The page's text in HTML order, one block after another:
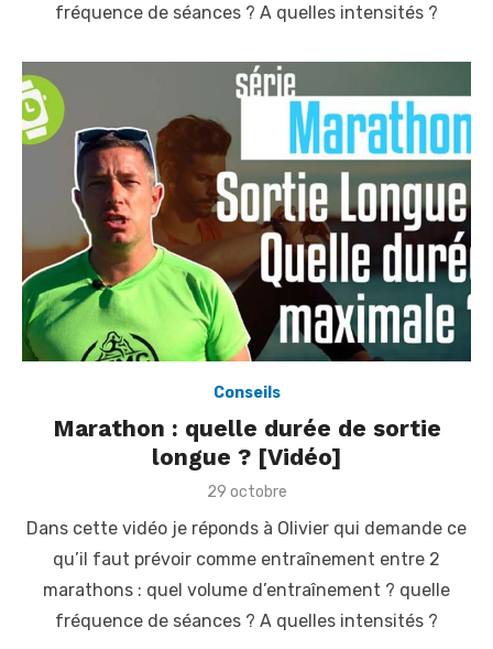
n
fréquence de séances ? A quelles intensités ?
Conseils
Marathon : quelle durée de sortie
longue ? [Vidéo]
P
s
e
d
n
29 octobre
Dans cette vidéo je réponds à Olivier qui demande ce
qu’il faut prévoir comme entraînement entre 2
marathons : quel volume d’entraînement ? quelle
fréquence de séances ? A quelles intensités ?